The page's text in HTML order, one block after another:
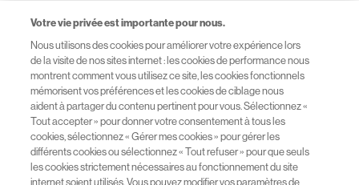
Données personnelles
Site Novartis France
Sitemap
Votre vie privée est importante pour nous.
Nous utilisons des cookies pour améliorer votre expérience lors
de la visite de nos sites internet : les cookies de performance nous
montrent comment vous utilisez ce site, les cookies fonctionnels
mémorisent vos préférences et les cookies de ciblage nous
aident à partager du contenu pertinent pour vous. Sélectionnez «
Tout accepter » pour donner votre consentement à tous les
cookies, sélectionnez « Gérer mes cookies » pour gérer les
différents cookies ou sélectionnez « Tout refuser » pour que seuls
les cookies strictement nécessaires au fonctionnement du site
internet soient utilisés. Vous pouvez modifier vos paramètres de